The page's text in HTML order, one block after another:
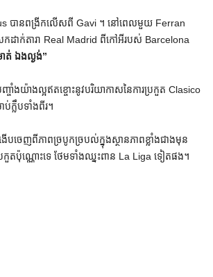
បានពង្រីកលើសពី Gavi ។ នៅពេលមួយ Ferran
កដាក់តារា Real Madrid ពីកៅអីរបស់ Barcelona
ត់ ឯងល្ងង់”
ាំងយ៉ាងល្អឥតខ្ចោះនូវបរិយាកាសនៃការប្រកួត Clasico
ក្លឹបទាំងពីរ។
បចេញពីភាពច្របូកច្របល់ក្នុងស្ថានភាពខ្លាំងជាងមុន
កួតប៉ុណ្ណោះទេ ថែមទាំងឈ្នះពាន La Liga ទៀតផង។